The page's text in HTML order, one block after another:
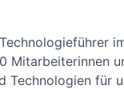
Mitarbeiterinnen
für